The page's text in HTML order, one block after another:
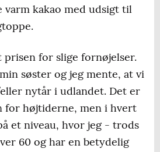
varm kakao med udsigt til
for slige fornøjelser.
søster og jeg mente, at vi
nytår i udlandet. Det er
for højtiderne, men i hvert
et niveau, hvor jeg - trods
60 og har en betydelig